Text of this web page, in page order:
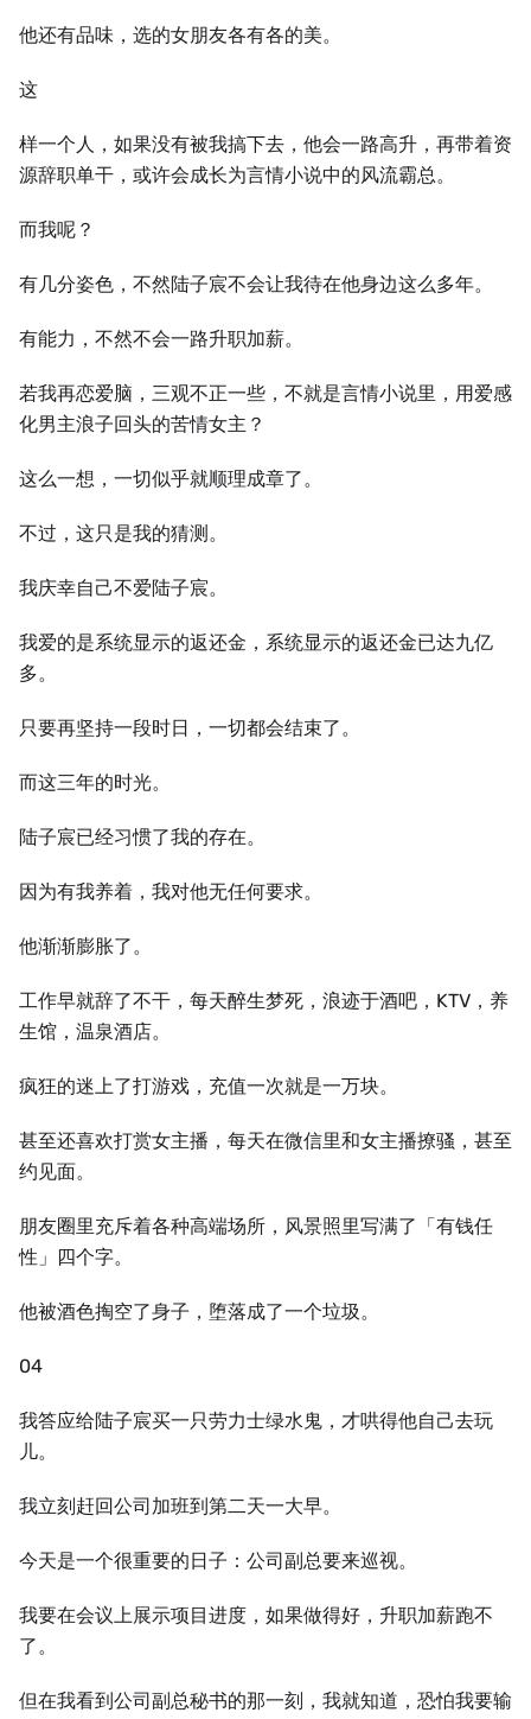
他还有品味，选的女朋友各有各的美。
这
样一个人，如果没有被我搞下去，他会一路高升，再带着资
源辞职单干，或许会成长为言情小说中的风流霸总。
而我呢？
有几分姿色，不然陆子宸不会让我待在他身边这么多年。
有能力，不然不会一路升职加薪。
若我再恋爱脑，三观不正一些，不就是言情小说里，用爱感
化男主浪子回头的苦情女主？
这么一想，一切似乎就顺理成章了。
不过，这只是我的猜测。
我庆幸自己不爱陆子宸。
我爱的是系统显示的返还金，系统显示的返还金已达九亿
多。
只要再坚持一段时日，一切都会结束了。
而这三年的时光。
陆子宸已经习惯了我的存在。
因为有我养着，我对他无任何要求。
他渐渐膨胀了。
工作早就辞了不干，每天醉生梦死，浪迹于酒吧，KTV，养
生馆，温泉酒店。
疯狂的迷上了打游戏，充值一次就是一万块。
甚至还喜欢打赏女主播，每天在微信里和女主播撩骚，甚至
约见面。
朋友圈里充斥着各种高端场所，风景照里写满了「有钱任
性」四个字。
他被酒色掏空了身子，堕落成了一个垃圾。
04
我答应给陆子宸买一只劳力士绿水鬼，才哄得他自己去玩
儿。
我立刻赶回公司加班到第二天一大早。
今天是一个很重要的日子：公司副总要来巡视。
我要在会议上展示项目进度，如果做得好，升职加薪跑不
了。
但在我看到公司副总秘书的那一刻，我就知道，恐怕我要输